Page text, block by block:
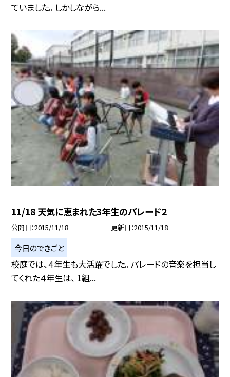
ていました。 しかしながら...
11/18 天気に恵まれた3年生のパレード２
公開日 2015/11/18 更新日 2015/11/18
今日のできごと
校庭では、４年生も大活躍でした。 パレードの音楽を担当し
てくれた４年生は、 1組...